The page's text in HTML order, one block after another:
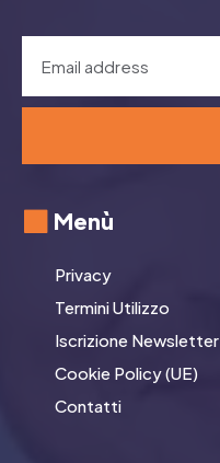
Menù
Privacy
Termini Utilizzo
Iscrizione Newsletter
Cookie Policy (UE)
Contatti